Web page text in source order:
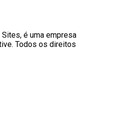
é uma empresa
Todos os direitos